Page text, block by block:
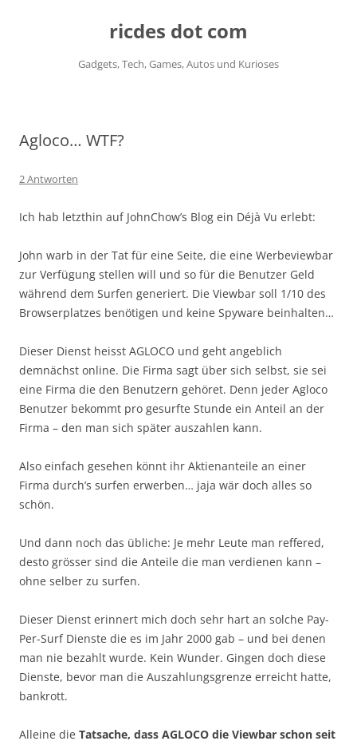
ricdes dot com
Gadgets, Tech, Games, Autos und Kurioses
Agloco… WTF?
2 Antworten
Ich hab letzthin auf JohnChow’s Blog ein Déjà Vu erlebt:
John warb in der Tat für eine Seite, die eine Werbeviewbar
zur Verfügung stellen will und so für die Benutzer Geld
während dem Surfen generiert. Die Viewbar soll 1/10 des
Browserplatzes benötigen und keine Spyware beinhalten…
Dieser Dienst heisst AGLOCO und geht angeblich
demnächst online. Die Firma sagt über sich selbst, sie sei
eine Firma die den Benutzern gehöret. Denn jeder Agloco
Benutzer bekommt pro gesurfte Stunde ein Anteil an der
Firma – den man sich später auszahlen kann.
Also einfach gesehen könnt ihr Aktienanteile an einer
Firma durch’s surfen erwerben… jaja wär doch alles so
schön.
Und dann noch das übliche: Je mehr Leute man reffered,
desto grösser sind die Anteile die man verdienen kann –
ohne selber zu surfen.
Dieser Dienst erinnert mich doch sehr hart an solche Pay-
Per-Surf Dienste die es im Jahr 2000 gab – und bei denen
man nie bezahlt wurde. Kein Wunder. Gingen doch diese
Dienste, bevor man die Auszahlungsgrenze erreicht hatte,
bankrott.
Alleine die Tatsache, dass AGLOCO die Viewbar schon seit